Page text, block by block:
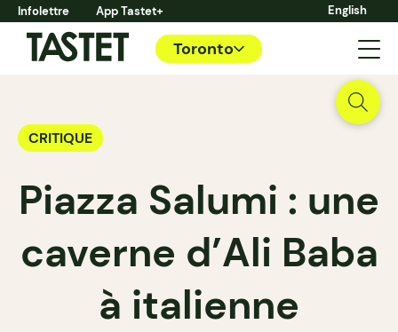
Infolettre App Tastet+ English
Toronto
CRITIQUE
Piazza Salumi : une
caverne d’Ali Baba
à italienne